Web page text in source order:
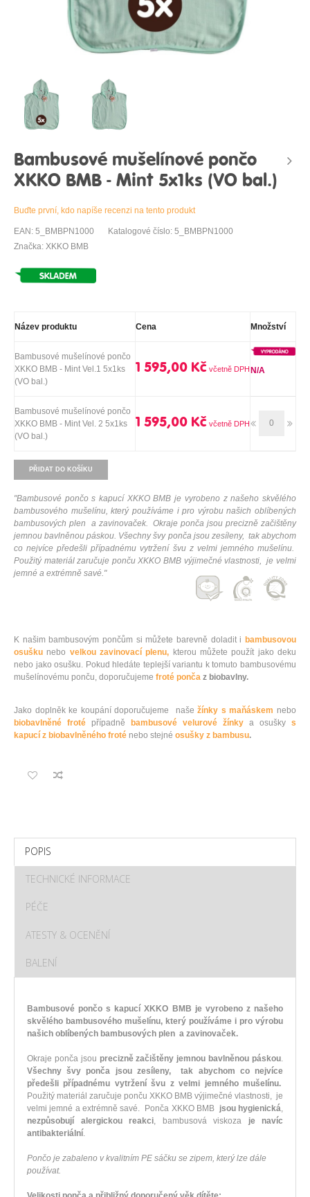
Bambusové mušelínové pončo
XKKO BMB - Mint 5x1ks (VO bal.)
Buďte první, kdo napíše recenzi na tento produkt
EAN: 5_BMBPN1000
Katalogové číslo: 5_BMBPN1000
Značka: XKKO BMB
Název produktu Cena Množství
Bambusové mušelínové pončo
XKKO BMB - Mint Vel.1 5x1ks
(VO bal.)
1 595,00 Kč N/A
Bambusové mušelínové pončo
XKKO BMB - Mint Vel. 2 5x1ks
(VO bal.)
1 595,00 Kč
PŘIDAT DO KOŠÍKU
"Bambusové pončo s kapucí XKKO BMB je vyrobeno z našeho skvělého
bambusového mušelínu, který používáme i pro výrobu našich oblíbených
bambusových plen a zavinovaček.
Okraje ponča jsou precizně začištěny
jemnou bavlněnou páskou. Všechny švy ponča jsou zesíleny, tak abychom
co nejvíce předešli případnému vytržení švu z velmi jemného mušelínu.
Použitý materiál zaručuje ponču XKKO BMB výjimečné vlastnosti, je velmi
jemné a extrémně savé."
K našim bambusovým pončům si můžete barevně doladit i bambusovou
osušku nebo velkou zavinovací plenu, kterou můžete použít jako deku
nebo jako osušku. Pokud hledáte teplejší variantu k tomuto bambusovému
mušelínovému ponču, doporučujeme froté ponča z biobavlny.
Jako doplněk ke koupání doporučujeme našežínky s maňáskem nebo
biobavlněné froté případně bambusové velurové žínky a osušky s
kapucí z biobavlněného froté nebo stejné osušky z bambusu.
POPIS
TECHNICKÉ INFORMACE
PÉČE
ATESTY & OCENĚNÍ
BALENÍ
Bambusové pončo s kapucí XKKO BMB je vyrobeno z našeho
skvělého bambusového mušelínu, který používáme i pro výrobu
našich oblíbených bambusových plen a zavinovaček.
Okraje ponča jsou precizně začištěny jemnou bavlněnou páskou.
Všechny švy ponča jsou zesíleny, tak abychom co nejvíce
předešli případnému vytržení švu z velmi jemného mušelínu.
Použitý materiál zaručuje ponču XKKO BMB výjimečné vlastnosti, je
velmi jemné a extrémně savé. Ponča XKKO BMB jsou hygienická,
nezpůsobují alergickou reakci, bambusová viskoza je navíc
antibakteriální.
Pončo je zabaleno v kvalitním PE sáčku se zipem, který lze dále
používat.